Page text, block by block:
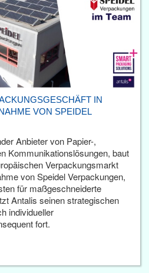
IN
VON SPEIDEL
Anbieter von Papier-,
Kommunikationslösungen, baut
Verpackungsmarkt
von Speidel Verpackungen,
für maßgeschneiderte
Antalis seinen strategischen
individueller
fort.